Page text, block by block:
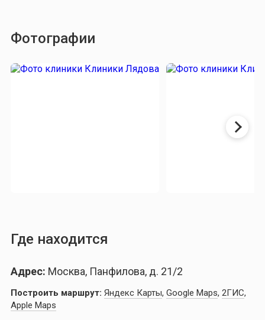
Фотографии
Где находится
Адрес: Москва, Панфилова, д. 21/2
Построить маршрут: Яндекс Карты, Google Maps, 2ГИС,
Apple Maps